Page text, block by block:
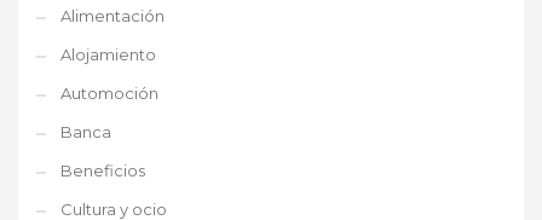
Alimentación
Alojamiento
Automoción
Banca
Beneficios
Cultura y ocio